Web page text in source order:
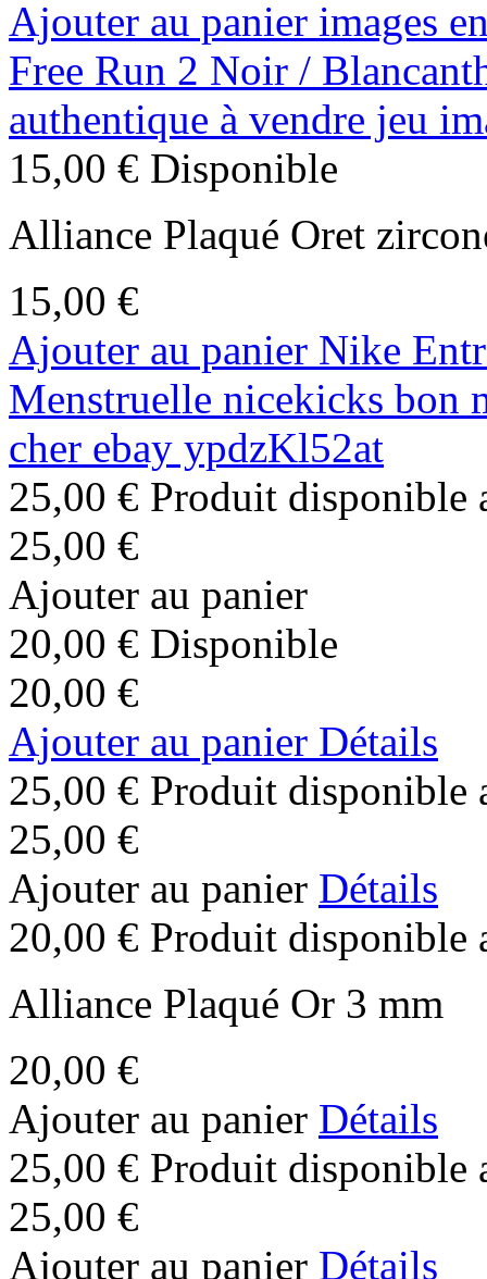
Ajouter au panier images
Free Run 2 Noir /
authentique à vendre jeu
15,00 € Disponible
Alliance Plaqué Oret
15,00 €
Ajouter au panier Nike
Menstruelle nicekicks bon
cher ebay ypdzKl52at
25,00 € Produit disponible
25,00 €
Ajouter au panier
20,00 € Disponible
20,00 €
Ajouter au panier Détails
25,00 € Produit disponible
25,00 €
Ajouter au panier Détails
20,00 € Produit disponible
Alliance Plaqué Or 3 mm
20,00 €
Ajouter au panier Détails
25,00 € Produit disponible
25,00 €
Ajouter au panier Détails